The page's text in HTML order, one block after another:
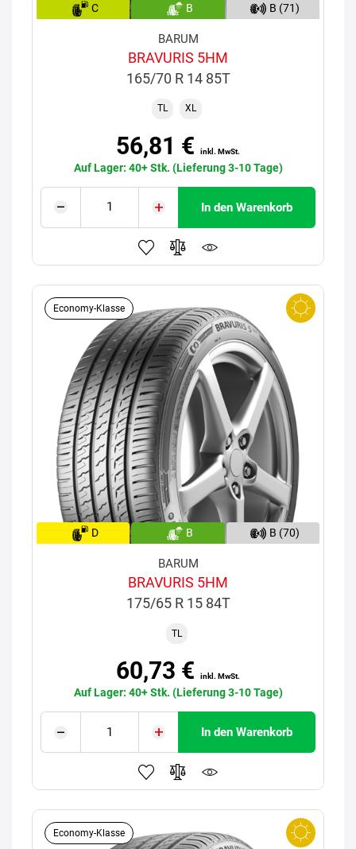
C B B (71)
BARUM
BRAVURIS 5HM
165/70 R 14 85T
TL XL
56,81 € inkl. MwSt.
Auf Lager: 40+ Stk. (Lieferung 3-10 Tage)
In den Warenkorb
Economy-Klasse
D B B (70)
BARUM
BRAVURIS 5HM
175/65 R 15 84T
TL
60,73 € inkl. MwSt.
Auf Lager: 40+ Stk. (Lieferung 3-10 Tage)
In den Warenkorb
Economy-Klasse